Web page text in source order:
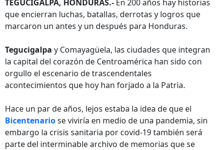
TEGUCIGALPA, HONDURAS.- En 200 años hay historias
que encierran luchas, batallas, derrotas y logros que
marcaron un antes y un después para Honduras.
Tegucigalpa y Comayagüela, las ciudades que integran
la capital del corazón de Centroamérica han sido con
orgullo el escenario de trascendentales
acontecimientos que hoy han forjado a la Patria.
Hace un par de años, lejos estaba la idea de que el
Bicentenariose viviría en medio de una pandemia, sin
embargo la crisis sanitaria por covid-19 también será
parte del interminable archivo de memorias que se